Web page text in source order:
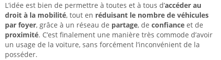
L’idée est bien de permettre à toutes et à tous d’accéder au
droit à la mobilité, tout en réduisant le nombre de véhicules
par foyer, grâce à un réseau de partage, de confiance et de
proximité. C’est finalement une manière très commode d’avoir
un usage de la voiture, sans forcément l’inconvénient de la
posséder.